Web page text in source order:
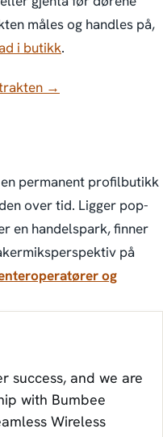
måles og handles på,
i butikk.
→
permanent profilbutikk
over tid. Ligger pop-
en handelspark, finner
på
og
success, and we are
with Bumbee
Wireless